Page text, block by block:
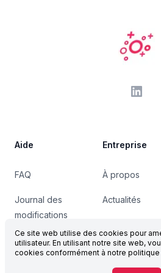
Aide
FAQ
Journal des
modifications
Page de statut
Entreprise
À propos
Actualités
Ce site web utilise des cookies pour
utilisateur. En utilisant notre site web,
cookies conformément à notre